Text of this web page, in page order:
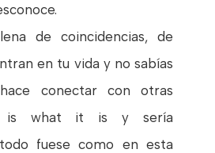
de coincidencias, de
en tu vida y no sabías
conectar con otras
is what it is y sería
fuese como en esta